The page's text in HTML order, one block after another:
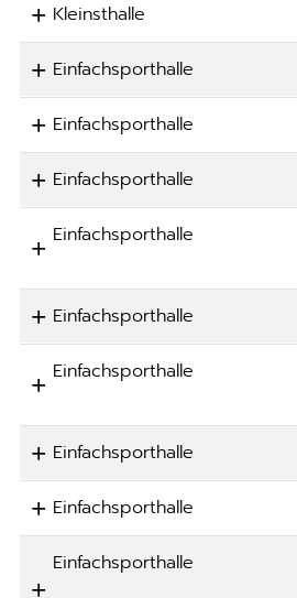
Kleinsthalle
Einfachsporthalle
Einfachsporthalle
Einfachsporthalle
Einfachsporthalle
Einfachsporthalle
Einfachsporthalle
Einfachsporthalle
Einfachsporthalle
Einfachsporthalle